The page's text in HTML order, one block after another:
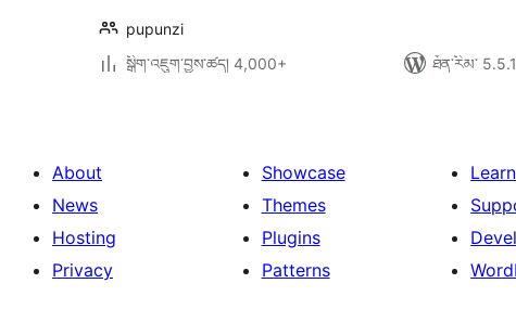
pupunzi
སྒྲིག་འཇུག་བྱས་ཚད། 4,000+
ཐོན་རིམ་
About
News
Hosting
Privacy
Showcase
Themes
Plugins
Patterns
Learn